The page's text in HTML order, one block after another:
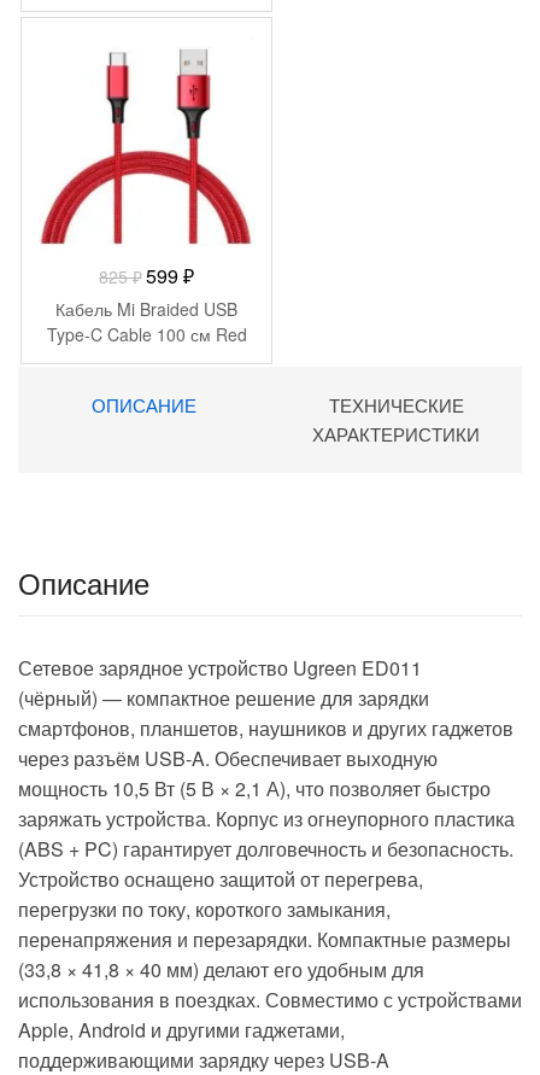
шт)
-
825₽Первоначальная
цена
составляла
825 ₽.
599₽Текущая
цена:
599 ₽.
Кабель Mi Braided USB
Type-C Cable 100 см Red
ОПИСАНИЕ
ТЕХНИЧЕСКИЕ
ХАРАКТЕРИСТИКИ
Описание
Сетевое зарядное устройство Ugreen ED011
(чёрный) — компактное решение для зарядки
смартфонов, планшетов, наушников и других гаджетов
через разъём USB‑A. Обеспечивает выходную
мощность 10,5 Вт (5 В × 2,1 А), что позволяет быстро
заряжать устройства. Корпус из огнеупорного пластика
(ABS + PC) гарантирует долговечность и безопасность.
Устройство оснащено защитой от перегрева,
перегрузки по току, короткого замыкания,
перенапряжения и перезарядки. Компактные размеры
(33,8 × 41,8 × 40 мм) делают его удобным для
использования в поездках. Совместимо с устройствами
Apple, Android и другими гаджетами,
поддерживающими зарядку через USB‑A